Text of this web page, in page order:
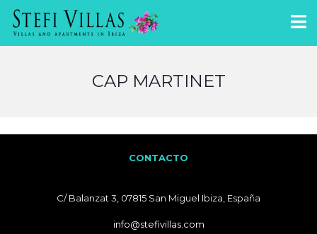
CAP MARTINET
CONTACTO
C/ Balanzat 3, 07815 San Miguel Ibiza, España
info@stefivillas.com